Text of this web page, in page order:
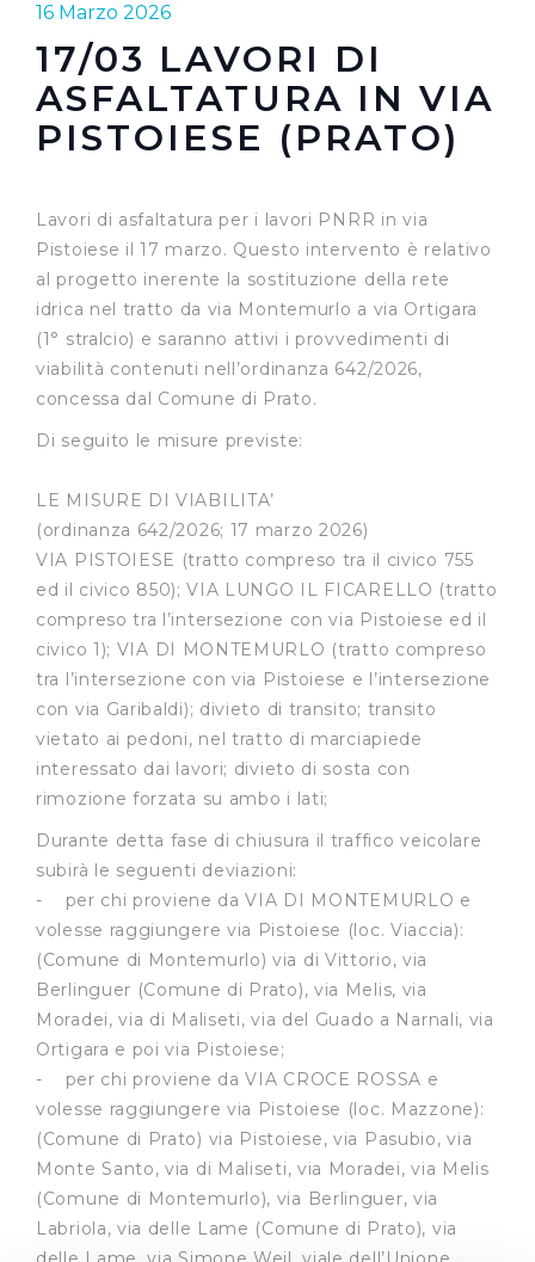
16 Marzo 2026
17/03 LAVORI DI
ASFALTATURA IN VIA
PISTOIESE (PRATO)
Lavori di asfaltatura per i lavori PNRR in via
Pistoiese il 17 marzo. Questo intervento è relativo
al progetto inerente la sostituzione della rete
idrica nel tratto da via Montemurlo a via Ortigara
(1° stralcio) e saranno attivi i provvedimenti di
viabilità contenuti nell’ordinanza 642/2026,
concessa dal Comune di Prato.
Di seguito le misure previste:
LE MISURE DI VIABILITA’
(ordinanza 642/2026; 17 marzo 2026)
VIA PISTOIESE (tratto compreso tra il civico 755
ed il civico 850); VIA LUNGO IL FICARELLO (tratto
compreso tra l’intersezione con via Pistoiese ed il
civico 1); VIA DI MONTEMURLO (tratto compreso
tra l’intersezione con via Pistoiese e l’intersezione
con via Garibaldi); divieto di transito; transito
vietato ai pedoni, nel tratto di marciapiede
interessato dai lavori; divieto di sosta con
rimozione forzata su ambo i lati;
Durante detta fase di chiusura il traffico veicolare
subirà le seguenti deviazioni:
- per chi proviene da VIA DI MONTEMURLO e
volesse raggiungere via Pistoiese (loc. Viaccia):
(Comune di Montemurlo) via di Vittorio, via
Berlinguer (Comune di Prato), via Melis, via
Moradei, via di Maliseti, via del Guado a Narnali, via
Ortigara e poi via Pistoiese;
- per chi proviene da VIA CROCE ROSSA e
volesse raggiungere via Pistoiese (loc. Mazzone):
(Comune di Prato) via Pistoiese, via Pasubio, via
Monte Santo, via di Maliseti, via Moradei, via Melis
(Comune di Montemurlo), via Berlinguer, via
Labriola, via delle Lame (Comune di Prato), via